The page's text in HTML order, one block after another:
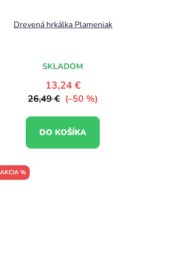
Drevená hrkálka Plameniak
SKLADOM
13,24 €
26,49 € (–50 %)
DO KOŠÍKA
AKCIA %